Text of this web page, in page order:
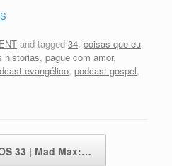
and tagged 34, coisas que eu
historias, pague com amor,
evangélico, podcast gospel,
33 | Mad Max:…